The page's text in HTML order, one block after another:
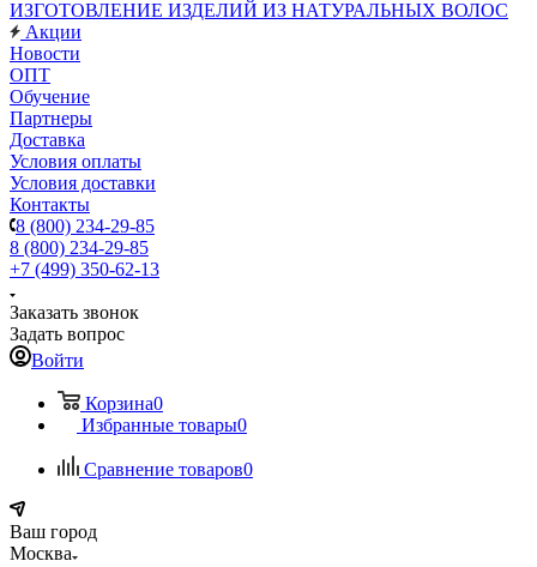
ИЗГОТОВЛЕНИЕ ИЗДЕЛИЙ ИЗ НАТУРАЛЬНЫХ ВОЛОС
Акции
Новости
ОПТ
Обучение
Партнеры
Доставка
Условия оплаты
Условия доставки
Контакты
8 (800) 234-29-85
8 (800) 234-29-85
+7 (499) 350-62-13
Заказать звонок
Задать вопрос
Войти
Корзина0
Избранные товары0
Сравнение товаров0
Ваш город
Москва